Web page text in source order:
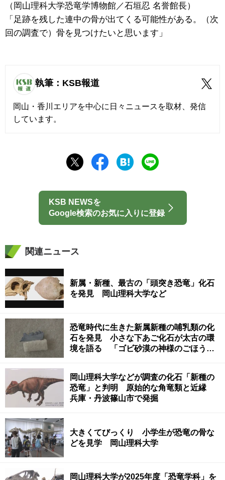
（岡山理科大学恐竜学博物館／石垣忍 名誉館長）
「足跡を残した連中の骨が出てくる可能性がある。（次
回の調査で）骨を見つけたいと思います」
執筆：KSB報道
岡山・香川エリアを中心に日々ニュースを取材、発信
しています。
KSB NEWSを
Google検索のお気に入りに登録
関連ニュース
新属・新種、最古の「頭突き恐竜」化石
を発見 岡山理科大学など
恐竜時代に生きた新属新種の哺乳類の化
石を発見 小さな下あご化石が太古の環
境を語る 「ゴビ砂漠の神様のごほう
岡山理科大学などが調査の化石「新種の
恐竜」と判明 原始的な角竜類と近縁
兵庫・丹波篠山市で発掘
大きくてびっくり 小学生が恐竜の骨な
どを見学 岡山理科大学
岡山理科大学が2025年度「恐竜学科」を